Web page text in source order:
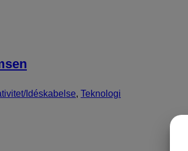
Idéskabelse, Teknologi